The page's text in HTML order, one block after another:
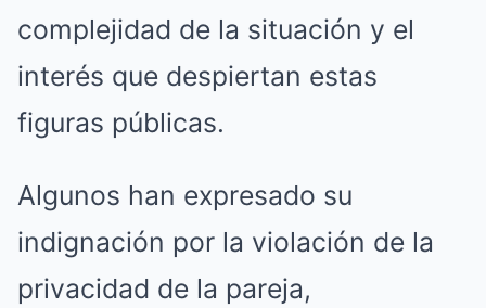
complejidad de la situación y el
interés que despiertan estas
figuras públicas.
Algunos han expresado su
indignación por la violación de la
privacidad de la pareja,